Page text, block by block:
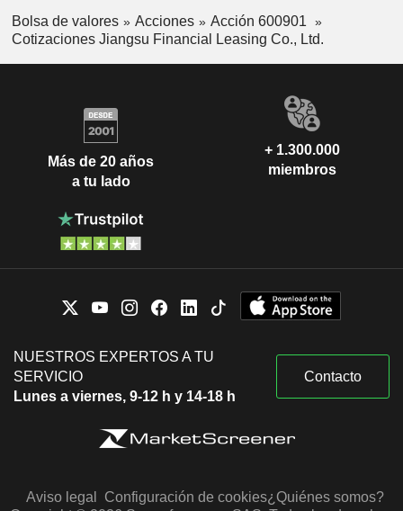
Bolsa de valores Acciones
Acción 600901
Cotizaciones Jiangsu Financial Leasing Co., Ltd.
Más de 20 años
a tu lado
+ 1.300.000
miembros
NUESTROS EXPERTOS A TU
SERVICIO
Lunes a viernes, 9-12 h y 14-18 h
Contacto
Aviso legal Configuración de cookies¿Quiénes somos?